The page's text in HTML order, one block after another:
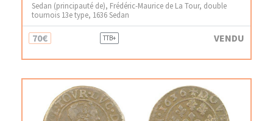
Sedan (principauté de), Frédéric-Maurice de La Tour, double
tournois 13e type, 1636 Sedan
70€ TTB+ VENDU